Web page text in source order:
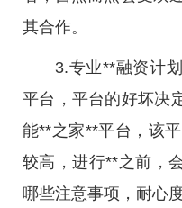
其合作。
3.专业**融资计
平台，平台的好坏决
能**之家**平台，该
较高，进行**之前，
哪些注意事项，耐心